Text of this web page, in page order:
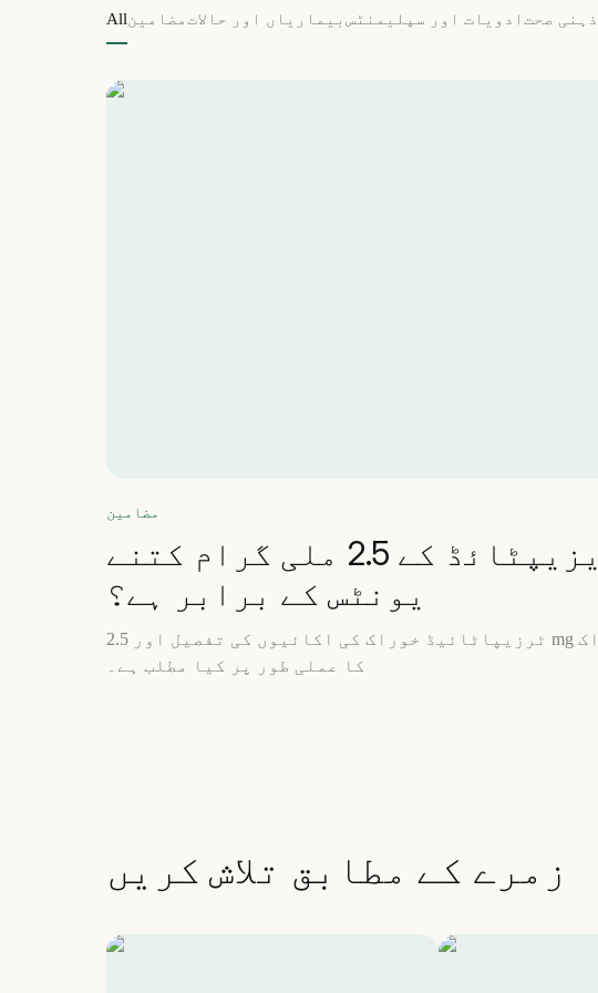
Allمضامینبیماریاں اور حالات ادویات اور سپلیمنٹس ذہنی صحت
مضامین
ٹیریزیپٹائڈ کے 2.5 ملی گرام کتنے
یونٹس کے برابر ہے؟
ٹرزیپاٹائیڈ خوراک کی اکائیوں کی تفصیل اور 2.5 mg ابتدائی خوراک
کا عملی طور پر کیا مطلب ہے۔
زمرے کے مطابق تلاش کریں